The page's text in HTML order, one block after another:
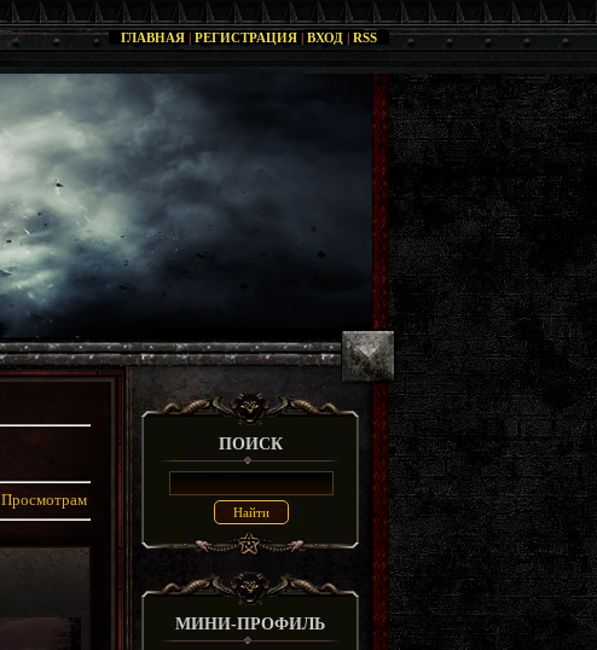
ГЛАВНАЯ | РЕГИСТРАЦИЯ | ВХОД | RSS
Просмотрам
ПОИСК
МИНИ-ПРОФИЛЬ